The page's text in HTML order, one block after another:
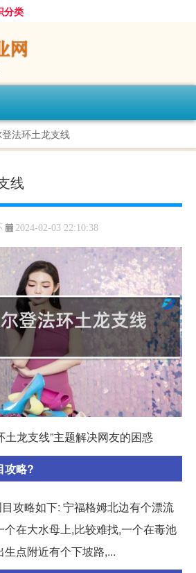
分类
法环土龙支线
线
2024-02-03 22:10:38
土龙支线”主题解决网友的困惑
攻略?
攻略如下: 宁福格姆北边有个漂流
在大水母上,比较难找,一个在毒池
点附近有个下坡路,...